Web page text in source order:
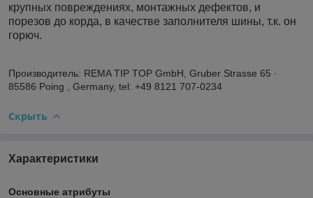
крупных повреждениях, монтажных дефектов, и
порезов до корда, в качестве заполнителя шины, т.к. он
горюч.
Производитель: REMA TIP TOP GmbH, Gruber Strasse 65 ·
85586 Poing , Germany, tel: +49 8121 707-0234
Скрыть
Характеристики
Основные атрибуты